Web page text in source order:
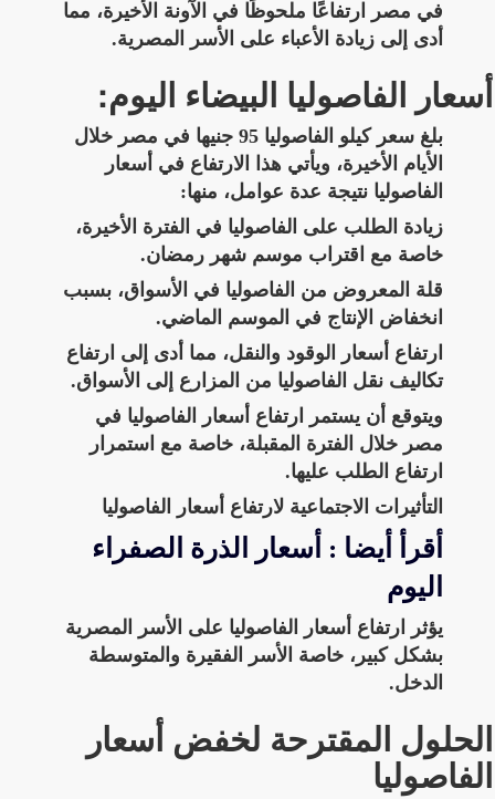
في مصر ارتفاعًا ملحوظًا في الآونة الأخيرة، مما
أدى إلى زيادة الأعباء على الأسر المصرية.
أسعار الفاصوليا البيضاء اليوم:
بلغ سعر كيلو الفاصوليا 95 جنيها في مصر خلال
الأيام الأخيرة، ويأتي هذا الارتفاع في أسعار
الفاصوليا نتيجة عدة عوامل، منها:
زيادة الطلب على الفاصوليا في الفترة الأخيرة،
خاصة مع اقتراب موسم شهر رمضان.
قلة المعروض من الفاصوليا في الأسواق، بسبب
انخفاض الإنتاج في الموسم الماضي.
ارتفاع أسعار الوقود والنقل، مما أدى إلى ارتفاع
تكاليف نقل الفاصوليا من المزارع إلى الأسواق.
ويتوقع أن يستمر ارتفاع أسعار الفاصوليا في
مصر خلال الفترة المقبلة، خاصة مع استمرار
ارتفاع الطلب عليها.
التأثيرات الاجتماعية لارتفاع أسعار الفاصوليا
أقرأ أيضا : أسعار الذرة الصفراء
اليوم
يؤثر ارتفاع أسعار الفاصوليا على الأسر المصرية
بشكل كبير، خاصة الأسر الفقيرة والمتوسطة
الدخل.
الحلول المقترحة لخفض أسعار
الفاصوليا